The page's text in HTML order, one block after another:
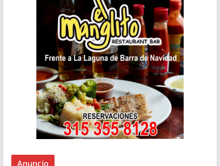
Anuncio